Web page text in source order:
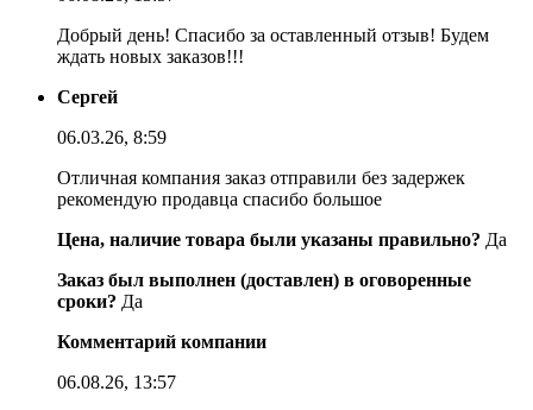
Добрый день! Спасибо за оставленный отзыв! Будем
ждать новых заказов!!!
Сергей
06.03.26, 8:59
Отличная компания заказ отправили без задержек
рекомендую продавца спасибо большое
Цена, наличие товара были указаны правильно? Да
Заказ был выполнен (доставлен) в оговоренные
сроки? Да
Комментарий компании
06.08.26, 13:57